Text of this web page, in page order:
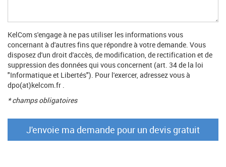
KelCom s'engage à ne pas utiliser les informations vous
concernant à d'autres fins que répondre à votre demande. Vous
disposez d'un droit d'accès, de modification, de rectification et de
suppression des données qui vous concernent (art. 34 de la loi
"Informatique et Libertés"). Pour l'exercer, adressez vous à
dpo(at)kelcom.fr .
* champs obligatoires